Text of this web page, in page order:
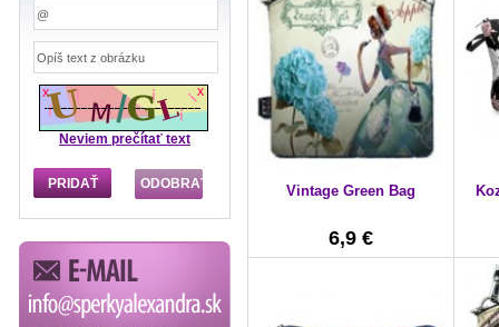
Neviem prečítať text
Vintage Green Bag
6,9 €